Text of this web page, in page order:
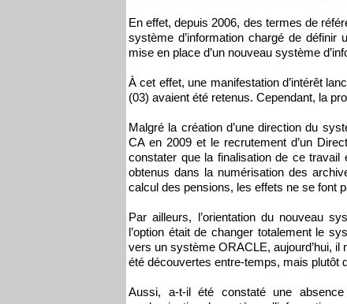
En effet, depuis 2006, des termes de
système d’information chargé de
mise en place d’un nouveau système
À cet effet, une manifestation d’intérêt
(03) avaient été retenus. Cependant, la
Malgré la création d’une direction du
CA en 2009 et le recrutement d’un
constater que la finalisation de ce
obtenus dans la numérisation des
calcul des pensions, les effets ne se font
Par ailleurs, l’orientation du nouveau
l’option était de changer totalement le
vers un système ORACLE, aujourd’hui, il
été découvertes entre-temps, mais plutôt
Aussi, a-t-il été constaté une